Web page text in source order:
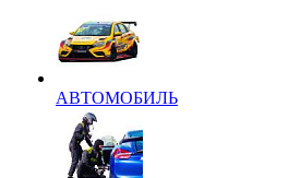
АВТОМОБИЛЬ